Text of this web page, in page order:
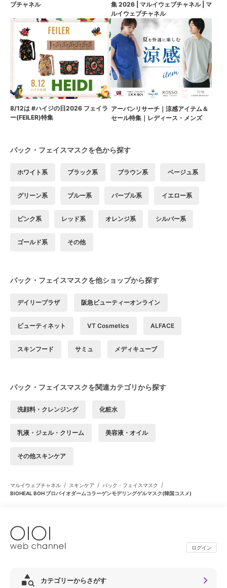
ブチャネル
集 2026 | マルイウェブチャネル | マ
ルイウェブチャネル
8/12は #ハイジの日2026 フェイラ
ー(FEILER)特集
アーバンリサーチ｜涼感アイテム＆
セール特集｜レディース・メンズ
パック・フェイスマスクを色から探す
ホワイト系 ブラック系 ブラウン系 ベージュ系
グリーン系 ブルー系 パープル系 イエロー系
ピンク系 レッド系 オレンジ系 シルバー系
ゴールド系 その他
パック・フェイスマスクを他ショップから探す
デイリープラザ 阪急ビューティーオンライン
ビューティネット VT Cosmetics ALFACE
スキンフード サミュ メディキューブ
パック・フェイスマスクを関連カテゴリから探す
洗顔料・クレンジング 化粧水
乳液・ジェル・クリーム 美容液・オイル
その他スキンケア
マルイウェブチャネル / スキンケア / パック・フェイスマスク /
BIOHEAL BOH プロバイオダームコラーゲンモデリングゲルマスク(韓国コスメ)
ログイン
カテゴリーからさがす